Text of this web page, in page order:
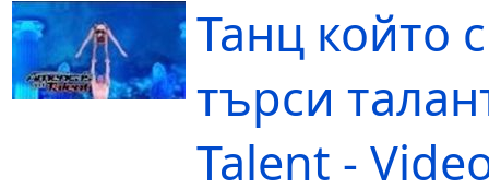
Танц който
търси
Talent -